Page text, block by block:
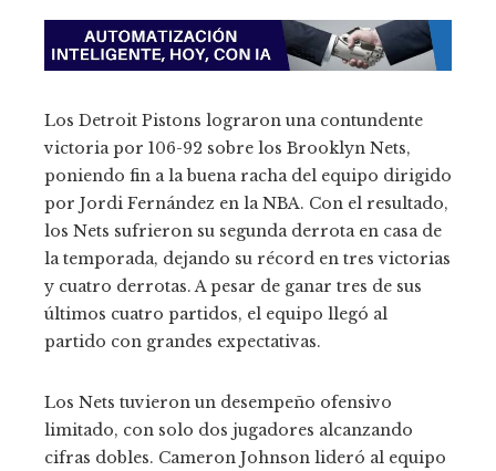
Los Detroit Pistons lograron una contundente
victoria por 106-92 sobre los Brooklyn Nets,
poniendo fin a la buena racha del equipo dirigido
por Jordi Fernández en la NBA. Con el resultado,
los Nets sufrieron su segunda derrota en casa de
la temporada, dejando su récord en tres victorias
y cuatro derrotas. A pesar de ganar tres de sus
últimos cuatro partidos, el equipo llegó al
partido con grandes expectativas.
Los Nets tuvieron un desempeño ofensivo
limitado, con solo dos jugadores alcanzando
cifras dobles. Cameron Johnson lideró al equipo